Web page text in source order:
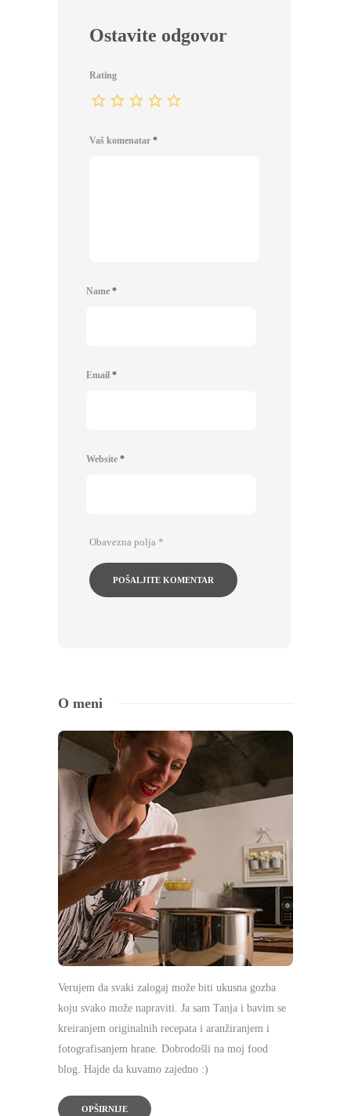
Ostavite odgovor
Rating
Vaš komenatar *
Name *
Email *
Website *
Obavezna polja *
O meni
Verujem da svaki zalogaj može biti ukusna gozba
koju svako može napraviti. Ja sam Tanja i bavim se
kreiranjem originalnih recepata i aranžiranjem i
fotografisanjem hrane. Dobrodošli na moj food
blog. Hajde da kuvamo zajedno :)
OPŠIRNIJE